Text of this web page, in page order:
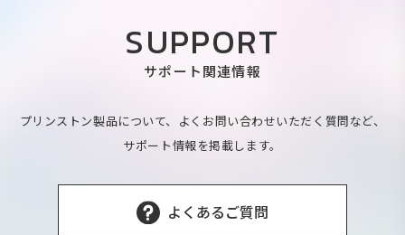
SUPPORT
サポート関連情報
プリンストン製品について、よくお問い合わせいただく質問など、
サポート情報を掲載します。
よくあるご質問